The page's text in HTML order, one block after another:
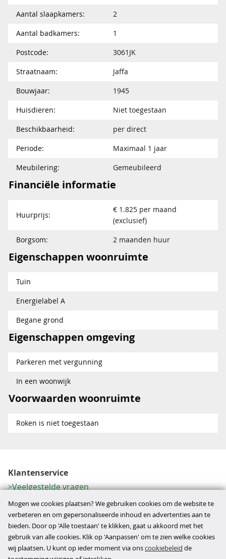
Aantal slaapkamers:
2
Aantal badkamers:
1
Postcode:
3061JK
Straatnaam:
Jaffa
Bouwjaar:
1945
Huisdieren:
Niet toegestaan
Beschikbaarheid:
per direct
Periode:
Maximaal 1 jaar
Meubilering:
Gemeubileerd
Financiële informatie
Huurprijs:
€ 1.825 per maand
(exclusief)
Borgsom:
2 maanden huur
Eigenschappen woonruimte
Tuin
Energielabel A
Begane grond
Eigenschappen omgeving
Parkeren met vergunning
In een woonwijk
Voorwaarden woonruimte
Roken is niet toegestaan
Klantenservice
Veelgestelde vragen
Contactformulier
Herroeping
Over ons
Bedrijfsgegevens
Mogen we cookies plaatsen? We gebruiken cookies om de website te
verbeteren en om gepersonaliseerde inhoud en advertenties aan te
bieden. Door op 'Alle toestaan' te klikken, gaat u akkoord met het
gebruik van alle cookies. Klik op 'Aanpassen' om te zien welke cookies
wij plaatsen. U kunt op ieder moment via onscookiebeleid de